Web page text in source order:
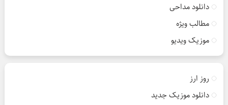
دانلود مداحی
مطالب ویژه
موزیک ویدیو
روز ارز
دانلود موزیک جدید